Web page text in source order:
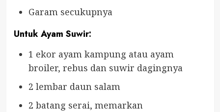
Garam secukupnya
Untuk Ayam Suwir:
1 ekor ayam kampung atau ayam
broiler, rebus dan suwir dagingnya
2 lembar daun salam
2 batang serai, memarkan